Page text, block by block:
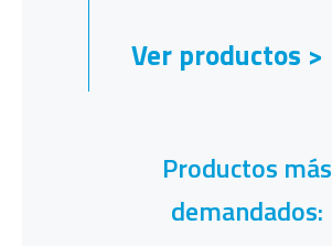
Ver productos >
Productos más
demandados: